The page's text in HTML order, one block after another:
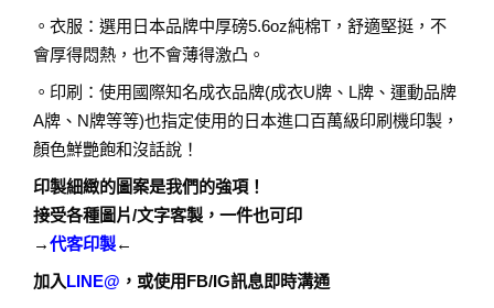
。衣服：選用日本品牌中厚磅5.6oz純棉T，舒適堅挺，不
會厚得悶熱，也不會薄得激凸。
。印刷：使用國際知名成衣品牌(成衣U牌、L牌、運動品牌
A牌、N牌等等)也指定使用的日本進口百萬級印刷機印製，
顏色鮮艷飽和沒話說！
印製細緻的圖案是我們的強項！
接受各種圖片/文字客製，一件也可印
→代客印製←
加入LINE@ ，或使用FB/IG訊息即時溝通